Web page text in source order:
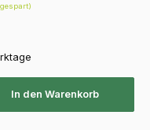
gespart)
In den Warenkorb